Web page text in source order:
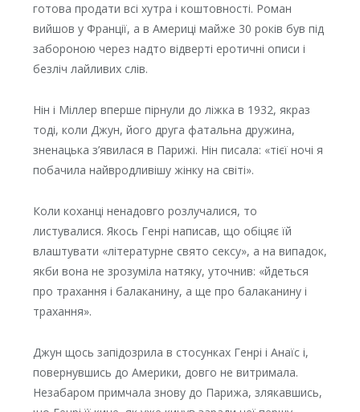
готова продати всі хутра і коштовності. Роман
вийшов у Франції, а в Америці майже 30 років був під
забороною через надто відверті еротичні описи і
безліч лайливих слів.
Нін і Міллер вперше пірнули до ліжка в 1932, якраз
тоді, коли Джун, його друга фатальна дружина,
зненацька з’явилася в Парижі. Нін писала: «тієї ночі я
побачила найвродливішу жінку на світі».
Коли коханці ненадовго розлучалися, то
листувалися. Якось Генрі написав, що обіцяє їй
влаштувати «літературне свято сексу», а на випадок,
якби вона не зрозуміла натяку, уточнив: «йдеться
про трахання і балаканину, а ще про балаканину і
трахання».
Джун щось запідозрила в стосунках Генрі і Анаїс і,
повернувшись до Америки, довго не витримала.
Незабаром примчала знову до Парижа, злякавшись,